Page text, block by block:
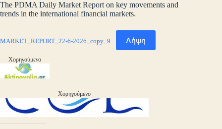
The PDMA Daily Market Report on key movements and
trends in the international financial markets.
MARKET_REPORT_22-6-2026_copy_9 Λήψη
Χορηγούμενο
Χορηγούμενο